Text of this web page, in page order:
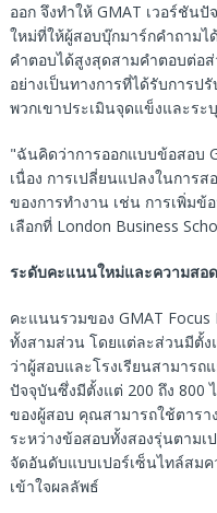
ออก จึงทำให้ GMAT เวอร์ชัน
ใหม่ที่ให้ผู้สอบบุ๊กมาร์กคำถามไ
คำตอบได้สูงสุดสามคำตอบต่อ
อย่างเป็นทางการที่ได้รับการ
พวกเขาประเมินจุดแข็งและระ
"ฉันคิดว่าการออกแบบข้อสอบ
เนื่อง การเปลี่ยนแปลงในการ
ของการทำงาน เช่น การเพิ่มข้
เลือกที่ London Business
ระดับคะแนนใหม่และความสอ
คะแนนรวมของ GMAT
ทั้งสามส่วน โดยแต่ละส่วนมีตั้ง
ว่าผู้สอบและโรงเรียนสามาร
ปัจจุบันซึ่งมีตั้งแต่ 200 ถึง 800
ของผู้สอบ คุณสามารถใช้ตารา
ระหว่างข้อสอบทั้งสองรุ่นตาม
จัดอันดับแบบเปอร์เซ็นไทล์สมค
เข้าใจผลลัพธ์